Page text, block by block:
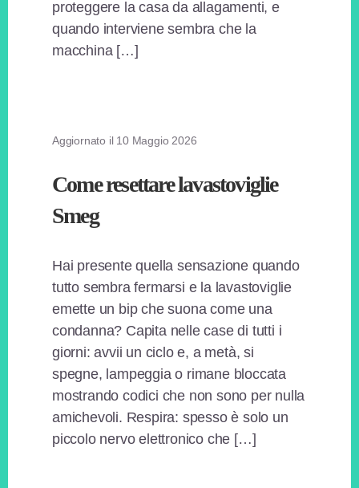
proteggere la casa da allagamenti, e
quando interviene sembra che la
macchina […]
Aggiornato il 10 Maggio 2026
Come resettare lavastoviglie
Smeg
Hai presente quella sensazione quando
tutto sembra fermarsi e la lavastoviglie
emette un bip che suona come una
condanna? Capita nelle case di tutti i
giorni: avvii un ciclo e, a metà, si
spegne, lampeggia o rimane bloccata
mostrando codici che non sono per nulla
amichevoli. Respira: spesso è solo un
piccolo nervo elettronico che […]